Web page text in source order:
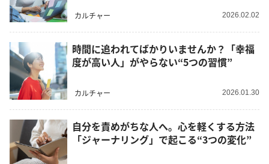
カルチャー 2026.02.02
時間に追われてばかりいませんか？「幸福
度が高い人」がやらない“5つの習慣”
カルチャー 2026.01.30
自分を責めがちな人へ。心を軽くする方法
「ジャーナリング」で起こる“3つの変化”